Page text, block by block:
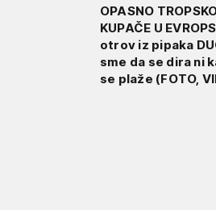
OPASNO
KUPAČE U
otrov iz pipaka
sme da se dira ni
se plaže (FOTO,